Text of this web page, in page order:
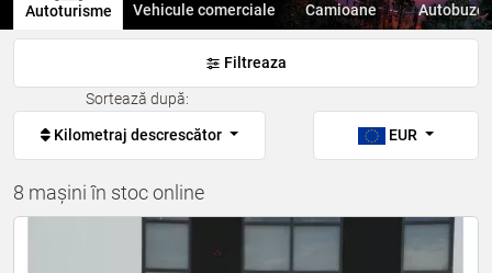
Autoturisme Vehicule comerciale Camioane Autobuze
Filtreaza
Sortează după:
Kilometraj descrescător EUR
8 mașini în stoc online